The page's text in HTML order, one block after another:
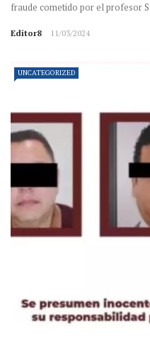
fraude cometido por el profesor
Editor8 11/03/2024
UNCATEGORIZED